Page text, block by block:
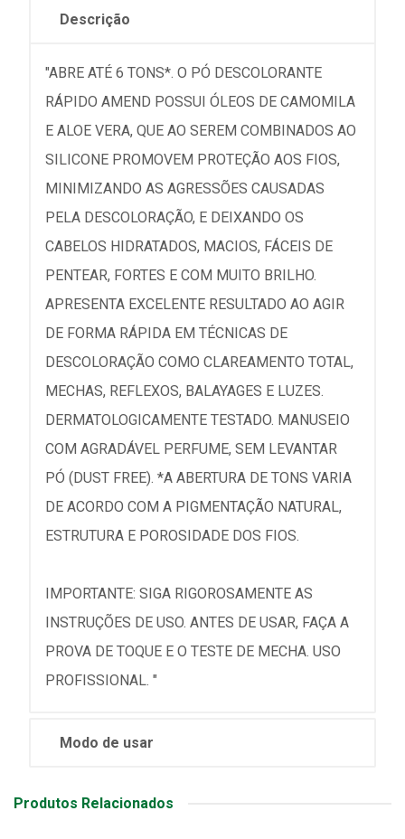
Descrição
"ABRE ATÉ 6 TONS*. O PÓ DESCOLORANTE
RÁPIDO AMEND POSSUI ÓLEOS DE CAMOMILA
E ALOE VERA, QUE AO SEREM COMBINADOS AO
SILICONE PROMOVEM PROTEÇÃO AOS FIOS,
MINIMIZANDO AS AGRESSÕES CAUSADAS
PELA DESCOLORAÇÃO, E DEIXANDO OS
CABELOS HIDRATADOS, MACIOS, FÁCEIS DE
PENTEAR, FORTES E COM MUITO BRILHO.
APRESENTA EXCELENTE RESULTADO AO AGIR
DE FORMA RÁPIDA EM TÉCNICAS DE
DESCOLORAÇÃO COMO CLAREAMENTO TOTAL,
MECHAS, REFLEXOS, BALAYAGES E LUZES.
DERMATOLOGICAMENTE TESTADO. MANUSEIO
COM AGRADÁVEL PERFUME, SEM LEVANTAR
PÓ (DUST FREE). *A ABERTURA DE TONS VARIA
DE ACORDO COM A PIGMENTAÇÃO NATURAL,
ESTRUTURA E POROSIDADE DOS FIOS.
IMPORTANTE: SIGA RIGOROSAMENTE AS
INSTRUÇÕES DE USO. ANTES DE USAR, FAÇA A
PROVA DE TOQUE E O TESTE DE MECHA. USO
PROFISSIONAL. "
Modo de usar
Produtos Relacionados